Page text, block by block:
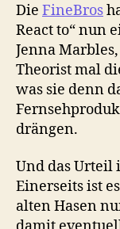
Die FineBros
React to“ nun
Jenna
Theorist mal
was sie denn
drängen.
Und das Urteil
Einerseits ist
alten Hasen